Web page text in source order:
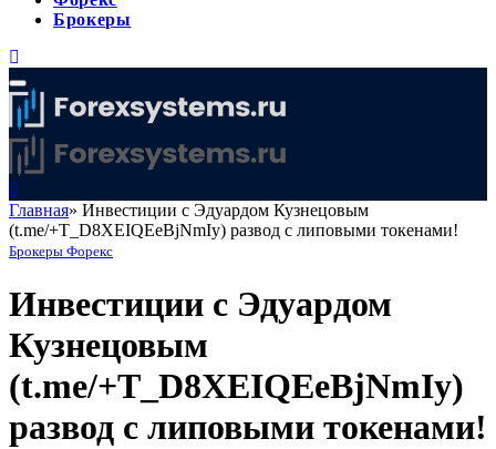
Брокеры
Главная» Инвестиции с Эдуардом Кузнецовым
(t.me/+T_D8XEIQEeBjNmIy) развод с липовыми токенами!
Брокеры Форекс
Инвестиции с Эдуардом
Кузнецовым
(t.me/+T_D8XEIQEeBjNmIy)
развод с липовыми токенами!